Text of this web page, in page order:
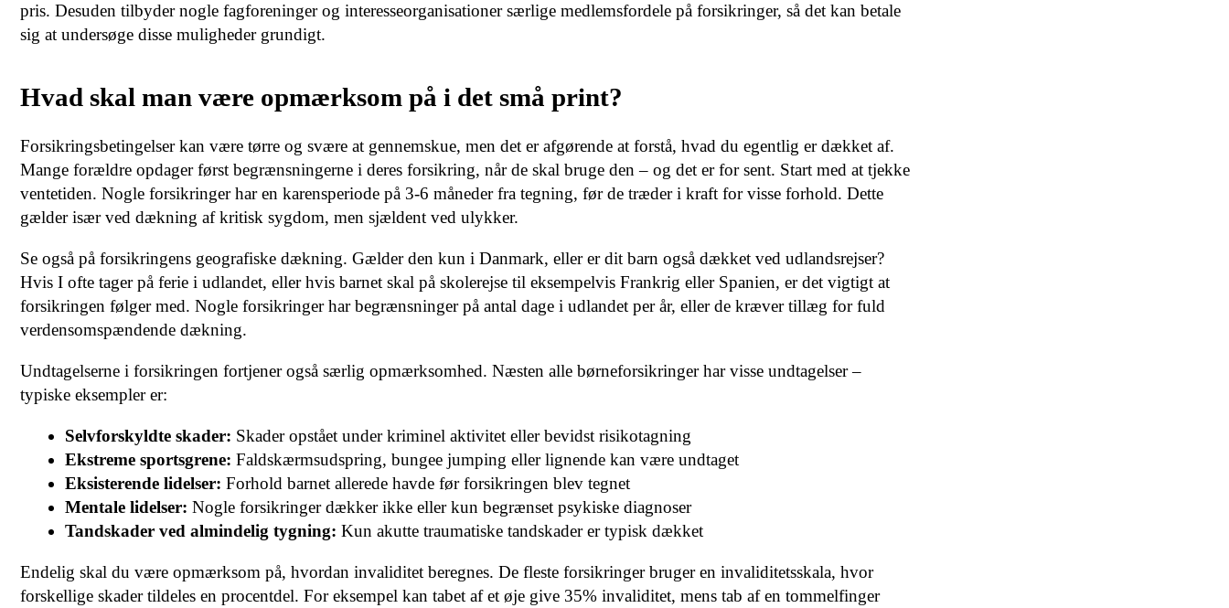
pris. Desuden tilbyder nogle fagforeninger og interesseorganisationer særlige medlemsfordele på forsikringer, så det kan betale
sig at undersøge disse muligheder grundigt.
Hvad skal man være opmærksom på i det små print?
Forsikringsbetingelser kan være tørre og svære at gennemskue, men det er afgørende at forstå, hvad du egentlig er dækket af.
Mange forældre opdager først begrænsningerne i deres forsikring, når de skal bruge den – og det er for sent. Start med at tjekke
ventetiden. Nogle forsikringer har en karensperiode på 3-6 måneder fra tegning, før de træder i kraft for visse forhold. Dette
gælder især ved dækning af kritisk sygdom, men sjældent ved ulykker.
Se også på forsikringens geografiske dækning. Gælder den kun i Danmark, eller er dit barn også dækket ved udlandsrejser?
Hvis I ofte tager på ferie i udlandet, eller hvis barnet skal på skolerejse til eksempelvis Frankrig eller Spanien, er det vigtigt at
forsikringen følger med. Nogle forsikringer har begrænsninger på antal dage i udlandet per år, eller de kræver tillæg for fuld
verdensomspændende dækning.
Undtagelserne i forsikringen fortjener også særlig opmærksomhed. Næsten alle børneforsikringer har visse undtagelser –
typiske eksempler er:
Selvforskyldte skader: Skader opstået under kriminel aktivitet eller bevidst risikotagning
Ekstreme sportsgrene: Faldskærmsudspring, bungee jumping eller lignende kan være undtaget
Eksisterende lidelser: Forhold barnet allerede havde før forsikringen blev tegnet
Mentale lidelser: Nogle forsikringer dækker ikke eller kun begrænset psykiske diagnoser
Tandskader ved almindelig tygning: Kun akutte traumatiske tandskader er typisk dækket
Endelig skal du være opmærksom på, hvordan invaliditet beregnes. De fleste forsikringer bruger en invaliditetsskala, hvor
forskellige skader tildeles en procentdel. For eksempel kan tabet af et øje give 35% invaliditet, mens tab af en tommelfinger